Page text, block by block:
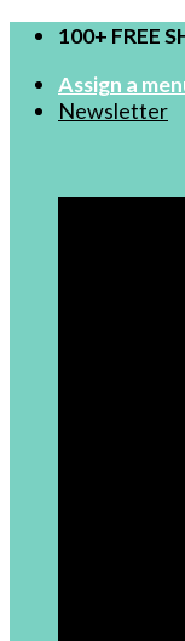
100+ FREE
Assign a
Newsletter